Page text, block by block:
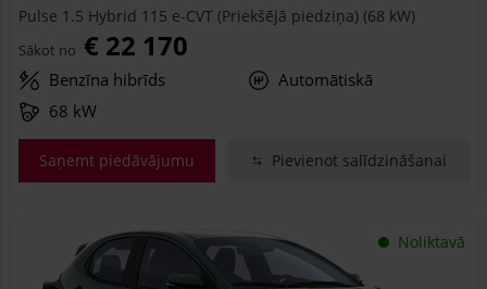
Pulse 1.5 Hybrid 115 e-CVT (Priekšējā piedziņa) (68 kW)
Sākot no € 22 170
Benzīna hibrīds
Automātiskā
68 kW
Saņemt piedāvājumu Pievienot salīdzināšanai
Noliktavā